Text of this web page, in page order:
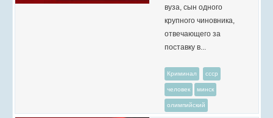
вуза, сын одного
крупного чиновника,
отвечающего за
поставку в...
Криминал ссср
человек минск
олимпийский